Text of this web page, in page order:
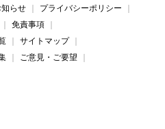
知らせ
プライバシーポリシー
免責事項
サイトマップ
ご意見・ご要望